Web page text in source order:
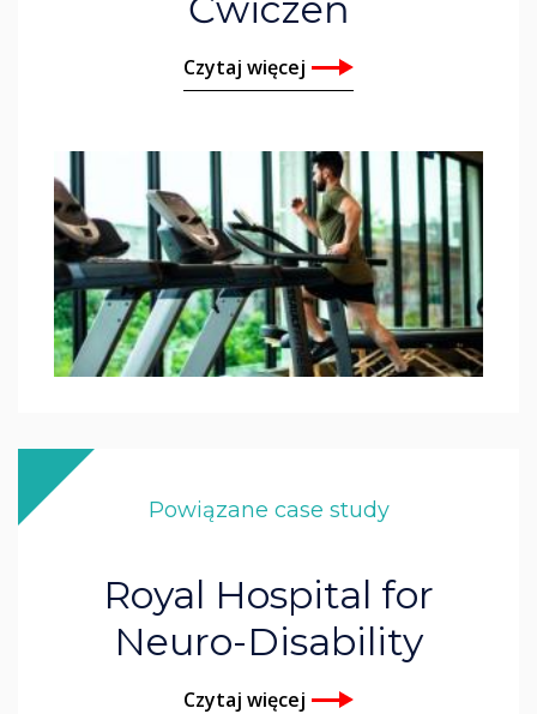
Ćwiczeń
Czytaj więcej
Powiązane case study
Royal Hospital for
Neuro-Disability
Czytaj więcej